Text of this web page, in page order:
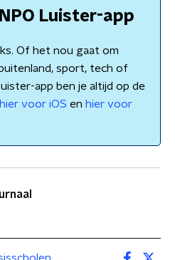
Luister-app
Of het nou gaat om
sport, tech of
app ben je altijd op de
hier voor iOS en hier voor